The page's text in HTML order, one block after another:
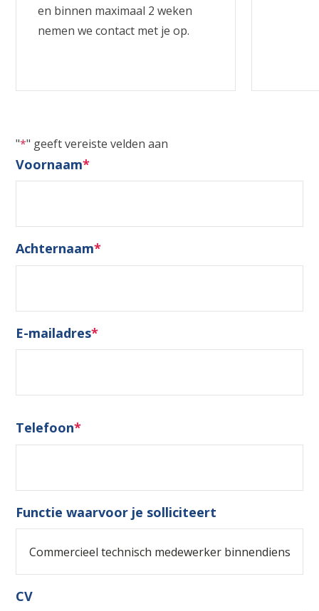
en binnen maximaal 2 weken
nemen we contact met je op.
"*" geeft vereiste velden aan
Voornaam*
Achternaam*
E-mailadres*
Telefoon*
Functie waarvoor je solliciteert
CV